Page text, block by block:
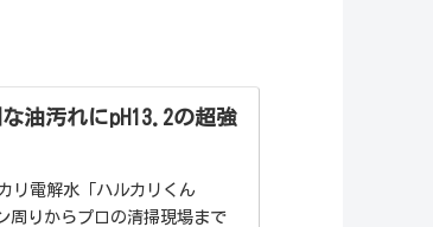
油汚れにpH13.2の超強
リ電解水「ハルカリくん
周りからプロの清掃現場まで